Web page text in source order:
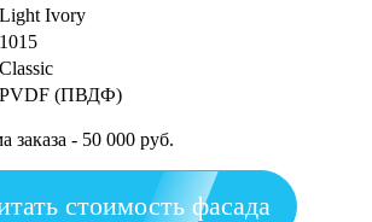
Light Ivory
1015
Classic
PVDF (ПВДФ)
- 50 000 руб.
стоимость фасада